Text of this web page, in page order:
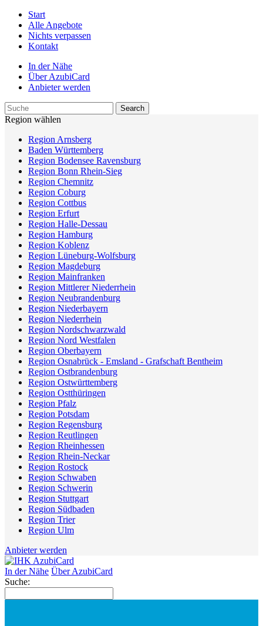
Start
Alle Angebote
Nichts verpassen
Kontakt
In der Nähe
Über AzubiCard
Anbieter werden
Region wählen
Region Arnsberg
Baden Württemberg
Region Bodensee Ravensburg
Region Bonn Rhein-Sieg
Region Chemnitz
Region Coburg
Region Cottbus
Region Erfurt
Region Halle-Dessau
Region Hamburg
Region Koblenz
Region Lüneburg-Wolfsburg
Region Magdeburg
Region Mainfranken
Region Mittlerer Niederrhein
Region Neubrandenburg
Region Niederbayern
Region Niederrhein
Region Nordschwarzwald
Region Nord Westfalen
Region Oberbayern
Region Osnabrück - Emsland - Grafschaft Bentheim
Region Ostbrandenburg
Region Ostwürttemberg
Region Ostthüringen
Region Pfalz
Region Potsdam
Region Regensburg
Region Reutlingen
Region Rheinhessen
Region Rhein-Neckar
Region Rostock
Region Schwaben
Region Schwerin
Region Stuttgart
Region Südbaden
Region Trier
Region Ulm
Anbieter werden
In der Nähe Über AzubiCard
Suche: